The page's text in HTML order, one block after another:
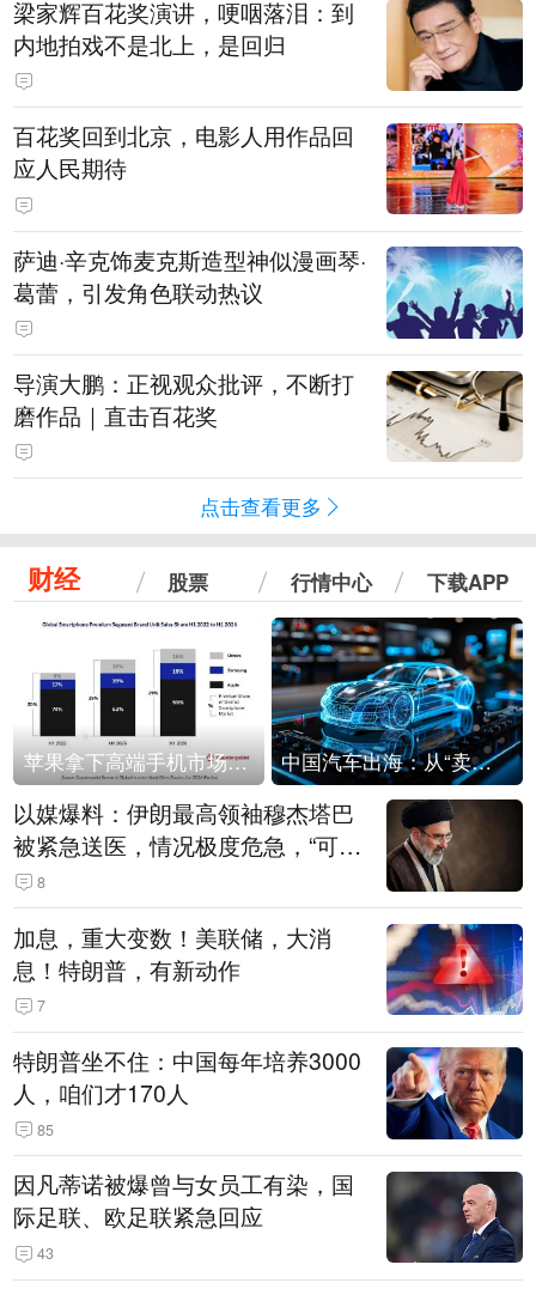
梁家辉百花奖演讲，哽咽落泪：到
内地拍戏不是北上，是回归
百花奖回到北京，电影人用作品回
应人民期待
萨迪·辛克饰麦克斯造型神似漫画琴·
葛蕾，引发角色联动热议
导演大鹏：正视观众批评，不断打
磨作品｜直击百花奖
点击查看更多
财经 股票 行情中心 下载APP
苹果拿下高端手机市场65%的份额：iPhone 17系列功不可没 中国汽车出海：从“卖出去”到“走进去”
以媒爆料：伊朗最高领袖穆杰塔巴
被紧急送医，情况极度危急，“可能
随时会死去”
8
加息，重大变数！美联储，大消
息！特朗普，有新动作
7
特朗普坐不住：中国每年培养3000
人，咱们才170人
85
因凡蒂诺被爆曾与女员工有染，国
际足联、欧足联紧急回应
43